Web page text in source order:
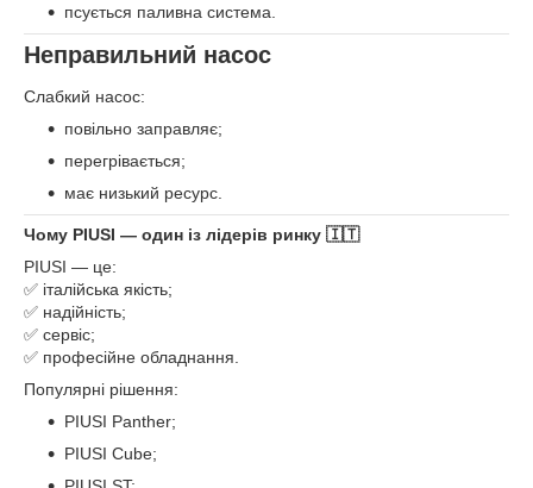
псується паливна система.
Неправильний насос
Слабкий насос:
повільно заправляє;
перегрівається;
має низький ресурс.
Чому PIUSI — один із лідерів ринку 🇮🇹
PIUSI — це:
✅ італійська якість;
✅ надійність;
✅ сервіс;
✅ професійне обладнання.
Популярні рішення:
PIUSI Panther;
PIUSI Cube;